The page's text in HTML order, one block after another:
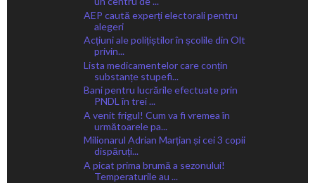
AEP caută experți electorali pentru
alegeri
Acțiuni ale polițiștilor în școlile din Olt
privin...
Lista medicamentelor care conțin
substanțe stupefi...
Bani pentru lucrările efectuate prin
PNDL în trei ...
A venit frigul! Cum va fi vremea în
următoarele pa...
Milionarul Adrian Marțian și cei 3 copii
dispăruți...
A picat prima brumă a sezonului!
Temperaturile au ...